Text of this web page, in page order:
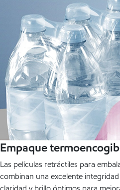
Empaque
Las películas retráctiles para
combinan una excelente